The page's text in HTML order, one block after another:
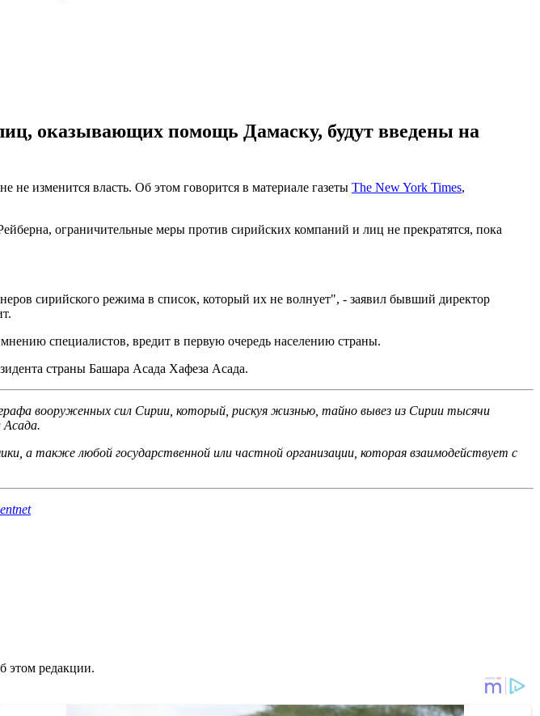
оказывающих помощь Дамаску, будут введены на
изменится власть. Об этом говорится в материале газеты The New York Times,
ограничительные меры против сирийских компаний и лиц не прекратятся, пока
сирийского режима в список, который их не волнует", - заявил бывший директор
специалистов, вредит в первую очередь населению страны.
страны Башара Асада Хафеза Асада.
вооруженных сил Сирии, который, рискуя жизнью, тайно вывез из Сирии тысячи
а также любой государственной или частной организации, которая взаимодействует с
этом редакции.